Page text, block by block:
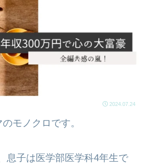
2024.07.24
モノクロです。
息子は医学部医学科4年生で